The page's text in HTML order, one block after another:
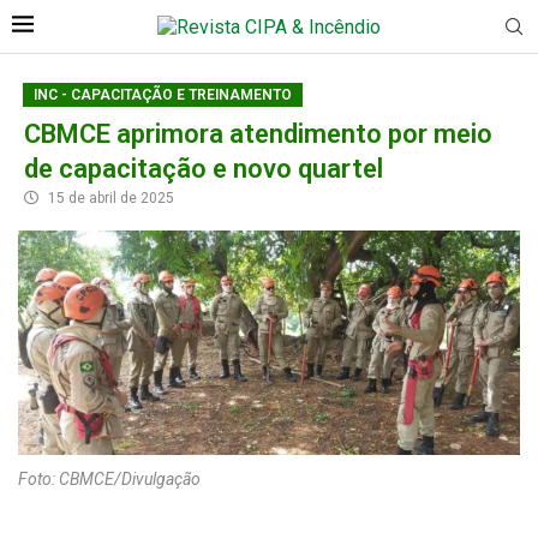
INC - CAPACITAÇÃO E TREINAMENTO
CBMCE aprimora atendimento por meio
de capacitação e novo quartel
15 de abril de 2025
Foto: CBMCE/Divulgação